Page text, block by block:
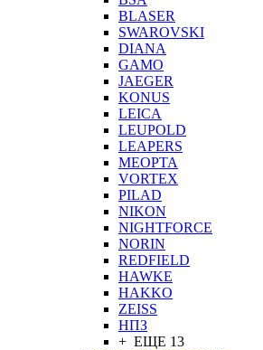
BLASER
SWAROVSKI
DIANA
GAMO
JAEGER
KONUS
LEICA
LEUPOLD
LEAPERS
MEOPTA
VORTEX
PILAD
NIKON
NIGHTFORCE
NORIN
REDFIELD
HAWKE
HAKKO
ZEISS
НПЗ
+ ЕЩЕ 13